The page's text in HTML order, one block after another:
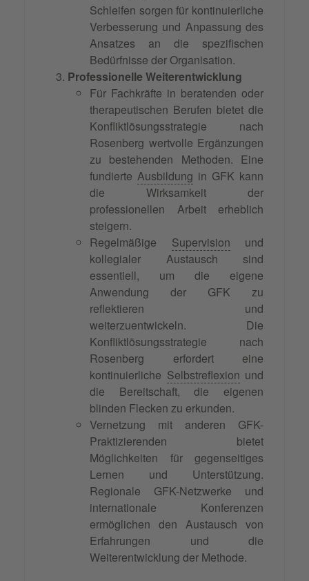
Schleifen sorgen für kontinuierliche
Verbesserung und Anpassung des
Ansatzes an die spezifischen
Bedürfnisse der Organisation.
Professionelle Weiterentwicklung
Für Fachkräfte in beratenden oder
therapeutischen Berufen bietet die
Konfliktlösungsstrategie nach
Rosenberg wertvolle Ergänzungen
zu bestehenden Methoden. Eine
fundierte Ausbildung in GFK kann
die Wirksamkeit der
professionellen Arbeit erheblich
steigern.
Regelmäßige Supervision und
kollegialer Austausch sind
essentiell, um die eigene
Anwendung der GFK zu
reflektieren und
weiterzuentwickeln. Die
Konfliktlösungsstrategie nach
Rosenberg erfordert eine
kontinuierliche Selbstreflexion und
die Bereitschaft, die eigenen
blinden Flecken zu erkunden.
Vernetzung mit anderen GFK-
Praktizierenden bietet
Möglichkeiten für gegenseitiges
Lernen und Unterstützung.
Regionale GFK-Netzwerke und
internationale Konferenzen
ermöglichen den Austausch von
Erfahrungen und die
Weiterentwicklung der Methode.